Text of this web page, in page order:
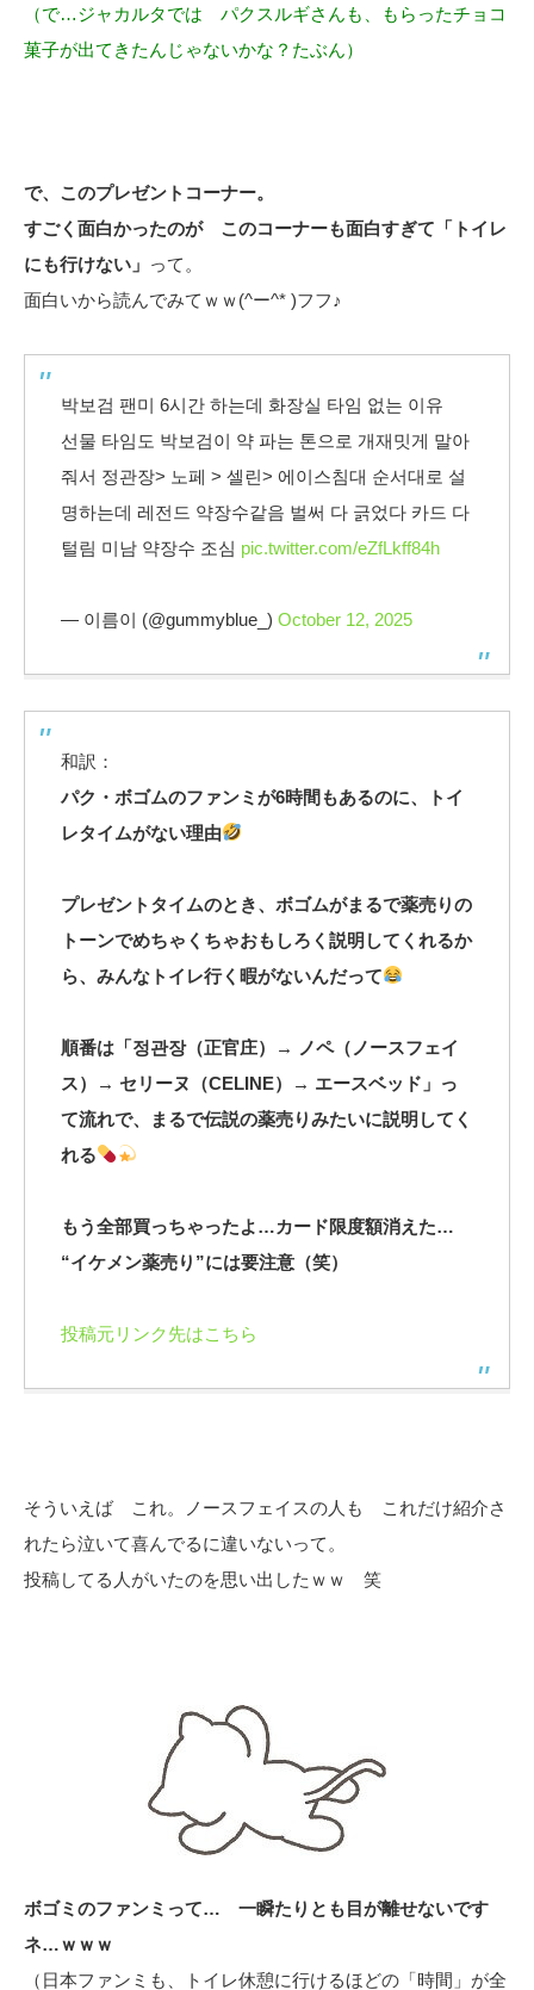
（で…ジャカルタでは パクスルギさんも、もらったチョコ
菓子が出てきたんじゃないかな？たぶん）
で、このプレゼントコーナー。
すごく面白かったのが このコーナーも面白すぎて「トイレ
にも行けない」 って。
面白いから読んでみてｗｗ(^ー^* )フフ♪
박보검 팬미 6시간 하는데 화장실 타임 없는 이유
선물 타임도 박보검이 약 파는 톤으로 개재밋게 말아
줘서 정관장> 노페 > 셀린> 에이스침대 순서대로 설
명하는데 레전드 약장수같음 벌써 다 긁었다 카드 다
털림 미남 약장수 조심 pic.twitter.com/eZfLkff84h
— 이름이 (@gummyblue_) October 12, 2025
和訳：
パク・ボゴムのファンミが6時間もあるのに、トイ
レタイムがない理由
プレゼントタイムのとき、ボゴムがまるで薬売りの
トーンでめちゃくちゃおもしろく説明してくれるか
ら、みんなトイレ行く暇がないんだって
順番は「정관장（正官庄）→ ノペ（ノースフェイ
ス）→ セリーヌ（CELINE）→ エースベッド」っ
て流れで、まるで伝説の薬売りみたいに説明してく
れる
もう全部買っちゃったよ…カード限度額消えた…
“イケメン薬売り”には要注意（笑）
投稿元リンク先はこちら
そういえば これ。ノースフェイスの人も これだけ紹介さ
れたら泣いて喜んでるに違いないって。
投稿してる人がいたのを思い出したｗｗ 笑
ボゴミのファンミって… 一瞬たりとも目が離せないです
ネ…ｗｗｗ
（日本ファンミも、トイレ休憩に行けるほどの「時間」が全